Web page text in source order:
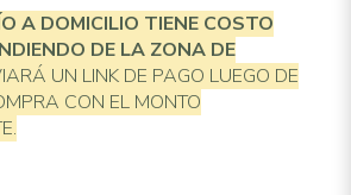
A DOMICILIO TIENE COSTO
DE LA ZONA DE
UN LINK DE PAGO LUEGO DE
CON EL MONTO